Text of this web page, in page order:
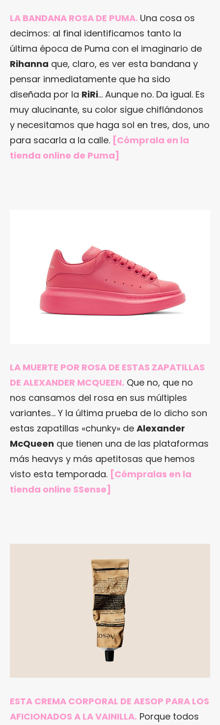
LA BANDANA ROSA DE PUMA. Una cosa os
decimos: al final identificamos tanto la
última época de Puma con el imaginario de
Rihanna que, claro, es ver esta bandana y
pensar inmediatamente que ha sido
diseñada por la RiRi… Aunque no. Da igual. Es
muy alucinante, su color sigue chiflándonos
y necesitamos que haga sol en tres, dos, uno
para sacarla a la calle. [Cómprala en la
tienda online de Puma]
LA MUERTE POR ROSA DE ESTAS ZAPATILLAS
DE ALEXANDER MCQUEEN. Que no, que no
nos cansamos del rosa en sus múltiples
variantes… Y la última prueba de lo dicho son
estas zapatillas «chunky» de Alexander
McQueen que tienen una de las plataformas
más heavys y más apetitosas que hemos
visto esta temporada. [Cómpralas en la
tienda online SSense]
ESTA CREMA CORPORAL DE AESOP PARA LOS
AFICIONADOS A LA VAINILLA. Porque todos